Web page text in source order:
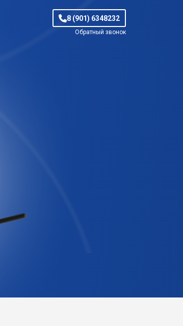
8 (901) 6348232
Обратный звонок